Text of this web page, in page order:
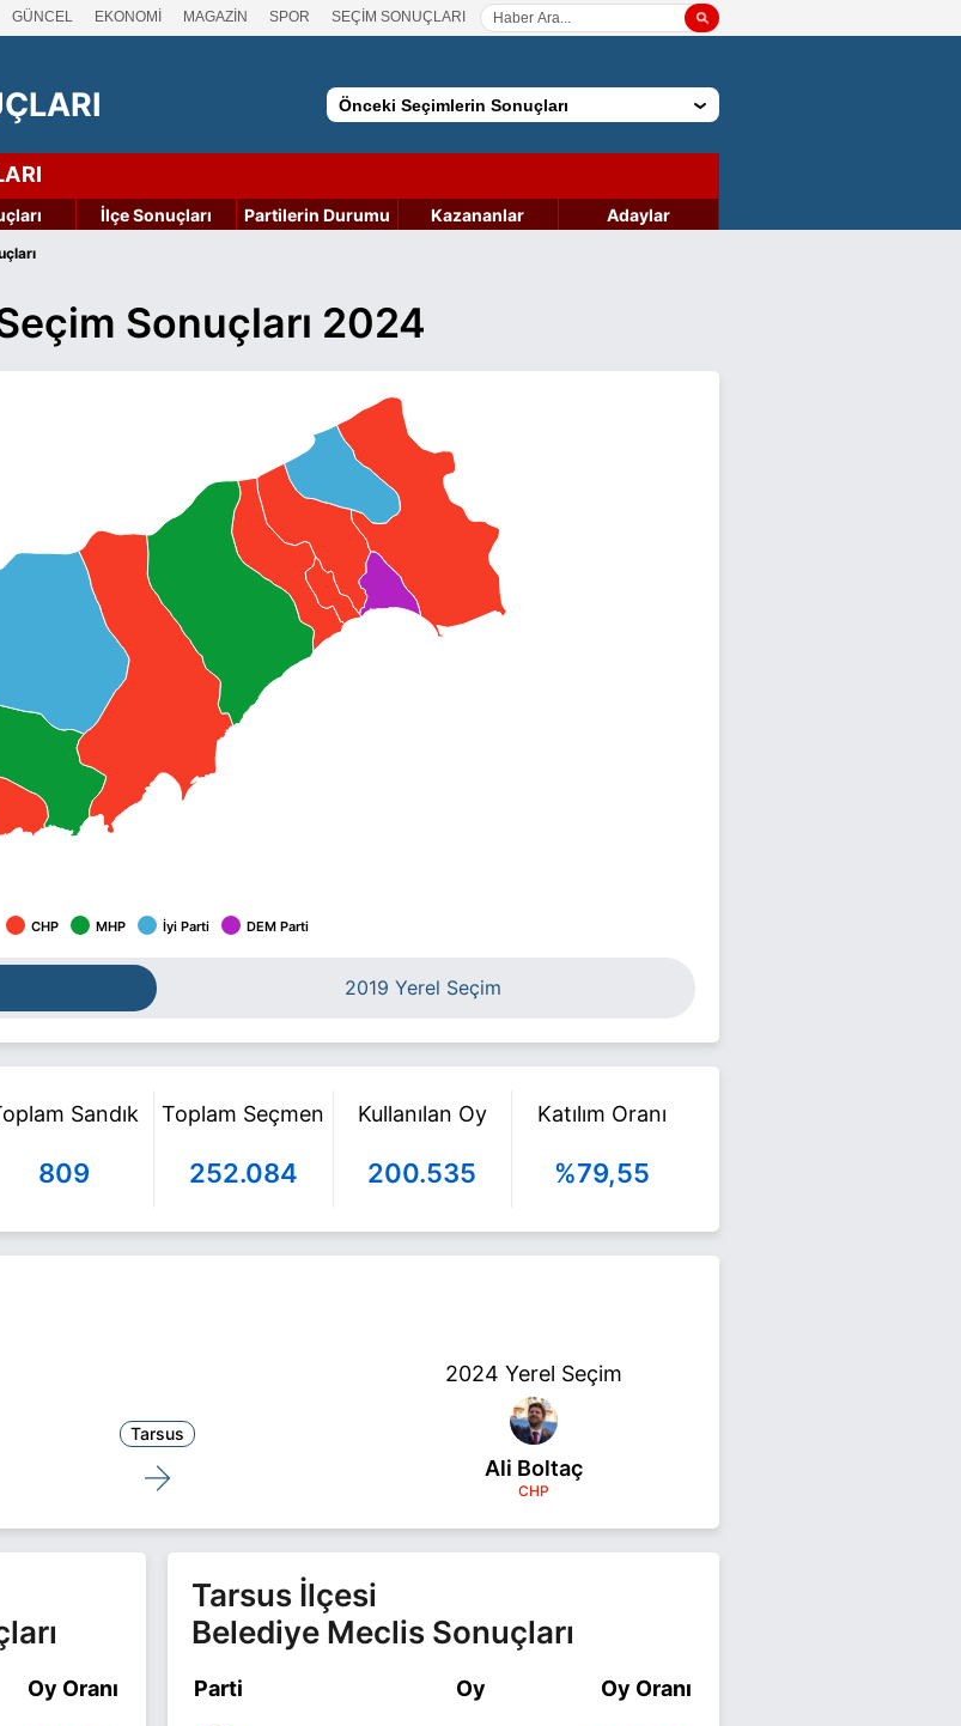
GÜNCEL EKONOMİ MAGAZİN SPOR SEÇİM SONUÇLARI
Önceki Seçimlerin Sonuçları
İlçe Sonuçları Partilerin Durumu Kazananlar Adaylar
Sonuçları 2024
CHP MHP İyi Parti DEM Parti
2019 Yerel Seçim
Sandık
809
Toplam Seçmen
252.084
Kullanılan Oy
200.535
Katılım Oranı
%79,55
2024 Yerel Seçim
Tarsus
Ali Boltaç
CHP
Oy Oranı
Tarsus İlçesi
Belediye Meclis Sonuçları
Parti Oy Oy Oranı